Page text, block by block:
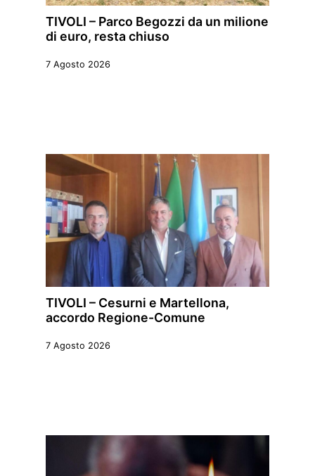
TIVOLI – Parco Begozzi da un milione
di euro, resta chiuso
7 Agosto 2026
TIVOLI – Cesurni e Martellona,
accordo Regione-Comune
7 Agosto 2026